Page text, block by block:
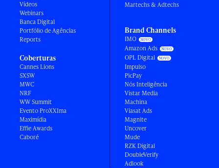
Vídeos
Webinars
Banca Digital
Portfólio de Agências
Reports
Coberturas
Cannes Lions
SXSW
MWC
NRF
WW Summit
Evento ProXXIma
Maximídia
Effie Awards
Caboré
Martechs & Adtechs
Brand Channels
IMO
Amazon Ads
OPL Digital
Impulso
PicPay
Nós Inteligência
Vistar Media
Machina
Viasat Ads
Magnite
Uncover
Mude
RZK Digital
DoubleVerify
Adlook